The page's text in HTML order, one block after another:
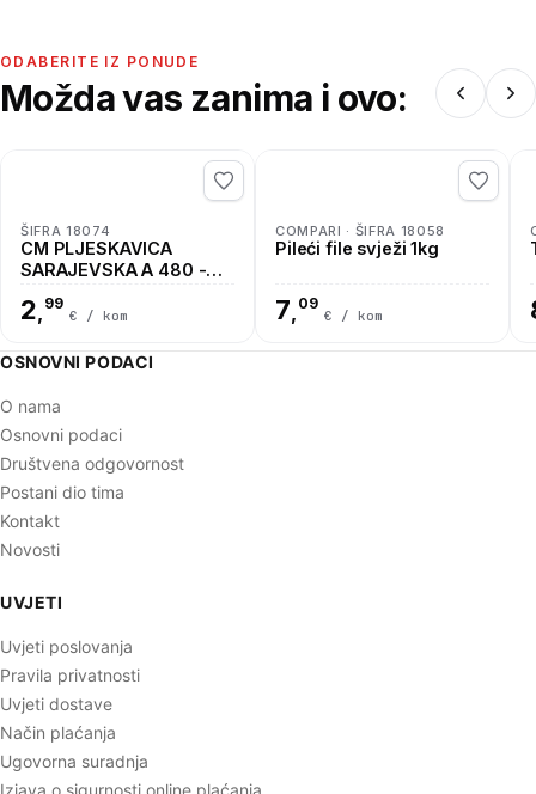
ODABERITE IZ PONUDE
Možda vas zanima i ovo:
ŠIFRA 18074
CM PLJESKAVICA
SARAJEVSKA A 480 -
2, 99
€ / kom
COMPARI · ŠIFRA 18058
Pileći file svježi 1kg
7, 09
€ / kom
OSNOVNI PODACI
O nama
Osnovni podaci
Društvena odgovornost
Postani dio tima
Kontakt
Novosti
UVJETI
Uvjeti poslovanja
Pravila privatnosti
Uvjeti dostave
Način plaćanja
Ugovorna suradnja
Izjava o sigurnosti online plaćanja